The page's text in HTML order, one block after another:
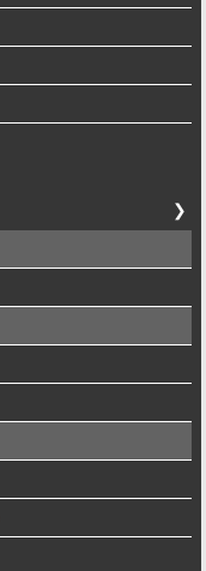
❯